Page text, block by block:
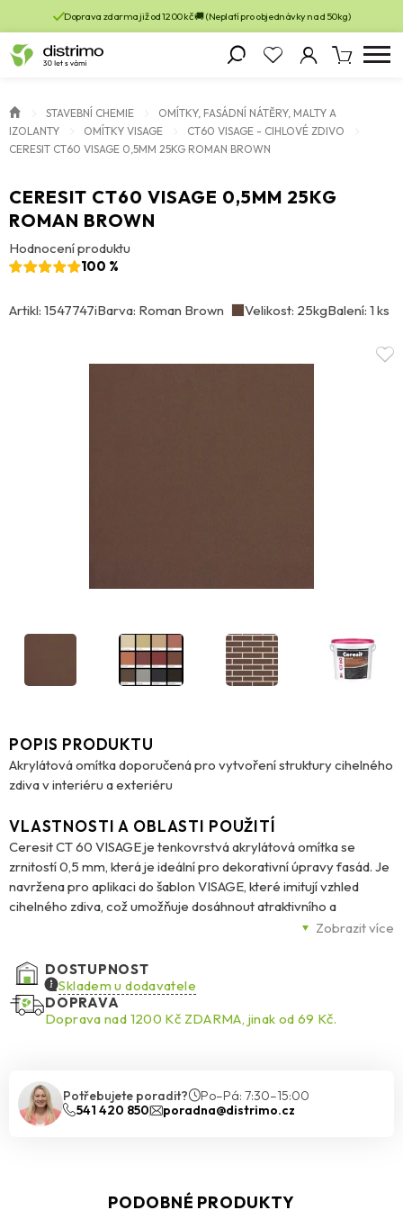
Doprava zdarma již od 1200 kč 🚚 (Neplatí pro objednávky nad 50kg)
STAVEBNÍ CHEMIE
OMÍTKY, FASÁDNÍ NÁTĚRY, MALTY A
IZOLANTY
OMÍTKY VISAGE
CT60 VISAGE - CIHLOVÉ ZDIVO
CERESIT CT60 VISAGE 0,5MM 25KG ROMAN BROWN
CERESIT CT60 VISAGE 0,5MM 25KG
ROMAN BROWN
Hodnocení produktu
100 %
Artikl: 1547747iBarva: Roman Brown Velikost: 25kgBalení: 1 ks
POPIS PRODUKTU
Akrylátová omítka doporučená pro vytvoření struktury cihelného
zdiva v interiéru a exteriéru
Zobrazit více
VLASTNOSTI A OBLASTI POUŽITÍ
Ceresit CT 60 VISAGE je tenkovrstvá akrylátová omítka se
zrnitostí 0,5 mm, která je ideální pro dekorativní úpravy fasád. Je
navržena pro aplikaci do šablon VISAGE, které imitují vzhled
cihelného zdiva, což umožňuje dosáhnout atraktivního a
realistického designu. Omítka je odolná vůči povětrnostním
paropropustná, což zajišťuje dlouhou životnost a ochranu
povrchu.
Díky inovativní technologii BioProtect je omítka odolná proti
Visage a v celé paletě barev Ceresit Colours of Nature®. Omítka
je vhodná pro aplikaci na výztužnou vrstvu v kontaktních
systémech zateplení budov Ceresit Ceretherm (ETICS) s
sádrokartonové desky.
DOSTUPNOST
Skladem u dodavatele
DOPRAVA
Doprava nad 1200 Kč ZDARMA, jinak od 69 Kč.
Potřebujete poradit?
Po–Pá: 7:30–15:00
541 420 850
poradna@distrimo.cz
PODOBNÉ PRODUKTY